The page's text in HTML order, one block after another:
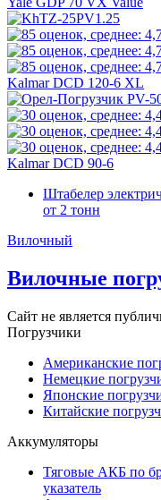
Kalmar DCD 120-6 XL
Kalmar DCD 90-6
Штабелер
от 2 тонн
Вилочный
Вилочные
Сайт не является
Погрузчики
Американские
Немецкие
Японские
Китайские
Аккумуляторы
Тяговые АКБ по
указатель